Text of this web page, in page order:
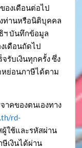
องเดือนต่อไป
ท่านหรือนิติบุคคล
ฯ บันทึกข้อมูล
เดือนถัดไป
รับเงินทุกครั้ง ซึ่ง
หย่อนภาษีได้ตาม
าคของตนเองทาง
rd-
ใช้และรหัสผ่าน
เงินได้ผ่าน